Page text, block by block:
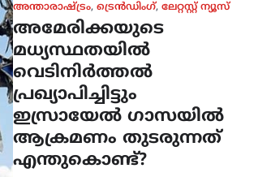
ഇനി എന്താണ്
സംഭവിക്കാൻ
പോകുന്നതെന്ന്
കാത്തിരുന്ന് കാണാം;
അർജുൻ ആയങ്കിയുടെ
വെല്ലുവിളിക്ക്
മറുപടിയുമായി മന്ത്രി
രമേശ് ചെന്നിത്തല